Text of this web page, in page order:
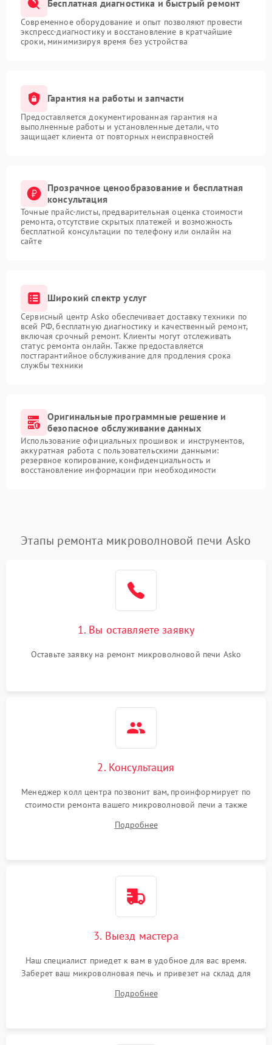
Бесплатная диагностика и быстрый ремонт
Современное оборудование и опыт позволяют провести
экспресс-диагностику и восстановление в кратчайшие
сроки, минимизируя время без устройства
Гарантия на работы и запчасти
Предоставляется документированная гарантия на
выполненные работы и установленные детали, что
защищает клиента от повторных неисправностей
Прозрачное ценообразование и бесплатная
консультация
Точные прайс-листы, предварительная оценка стоимости
ремонта, отсутствие скрытых платежей и возможность
бесплатной консультации по телефону или онлайн на
сайте
Широкий спектр услуг
Сервисный центр Asko обеспечивает доставку техники по
всей РФ, бесплатную диагностику и качественный ремонт,
включая срочный ремонт. Клиенты могут отслеживать
статус ремонта онлайн. Также предоставляется
постгарантийное обслуживание для продления срока
службы техники
Оригинальные программные решение и
безопасное обслуживание данных
Использование официальных прошивок и инструментов,
аккуратная работа с пользовательскими данными:
резервное копирование, конфиденциальность и
восстановление информации при необходимости
Этапы ремонта микроволновой печи Asko
1. Вы оставляете заявку
Оставьте заявку на ремонт микроволновой печи Asko
2. Консультация
Менеджер колл центра позвонит вам, проинформирует по
стоимости ремонта вашего микроволновой печи а также
Подробнее
3. Выезд мастера
Наш специалист приедет к вам в удобное для вас время.
Заберет ваш микроволновая печь и привезет на склад для
Подробнее